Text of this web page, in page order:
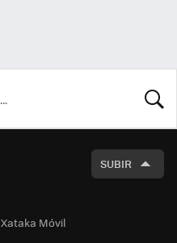
SUBIR
Xataka Móvil